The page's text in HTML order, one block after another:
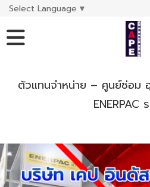
Select Language ▼
ตัวแทนจำหน่าย – ศูนย์ซ่อม
ENERPAC